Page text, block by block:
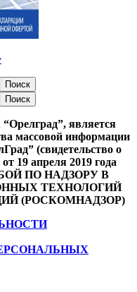
является
массовой информации
(свидетельство о
19 апреля 2019 года
ПО НАДЗОРУ В
ТЕХНОЛОГИЙ
(РОСКОМНАДЗОР)